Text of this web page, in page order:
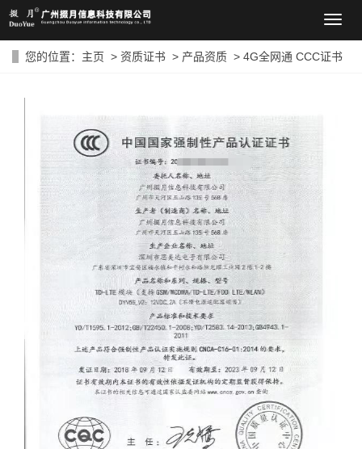
导
菜
您的位置： 主页 > 资质证书 > 产品资质 > 4G全网通 CCC证书